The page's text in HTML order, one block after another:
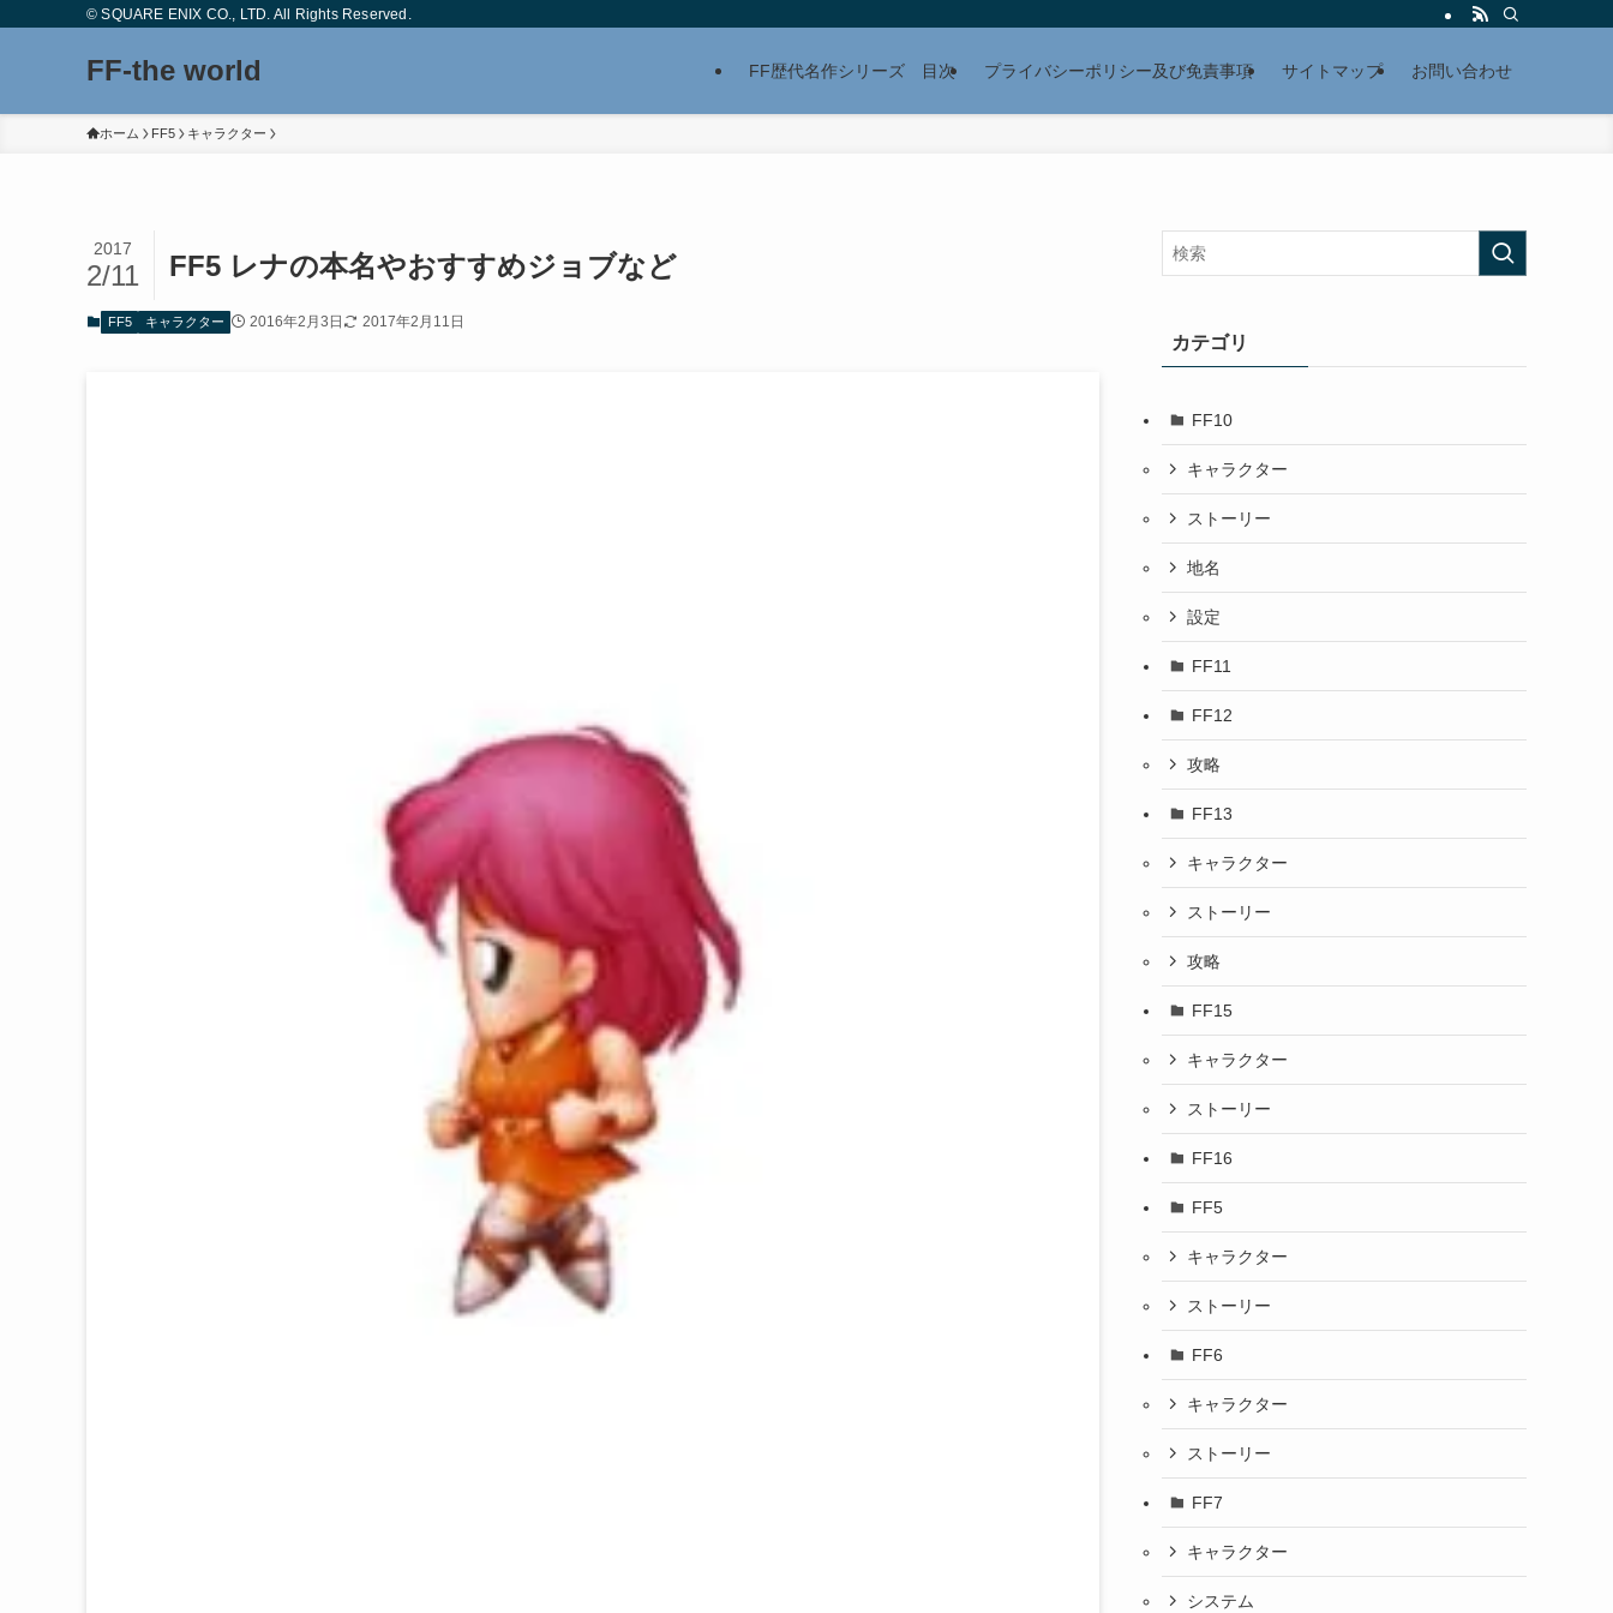
© SQUARE ENIX CO., LTD. All Rights Reserved.
FF-the world FF歴代名作シリーズ 目次 プライバシーポリシー及び免責事項 サイトマップ お問い合わせ
ホーム FF5 キャラクター
FF5 レナの本名やおすすめジョブなど
2017
2/11
FF5 キャラクター 2016年2月3日 2017年2月11日
カテゴリ
FF10
キャラクター
ストーリー
地名
設定
FF11
FF12
攻略
FF13
キャラクター
ストーリー
攻略
FF15
キャラクター
ストーリー
FF16
FF5
キャラクター
ストーリー
FF6
キャラクター
ストーリー
FF7
キャラクター
システム